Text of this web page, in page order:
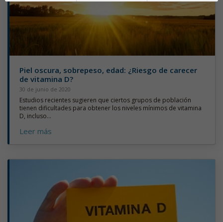
Piel oscura, sobrepeso, edad: ¿Riesgo de carecer
de vitamina D?
30 de junio de 2020
Estudios recientes sugieren que ciertos grupos de población
tienen dificultades para obtener los niveles mínimos de vitamina
D, incluso...
Leer más